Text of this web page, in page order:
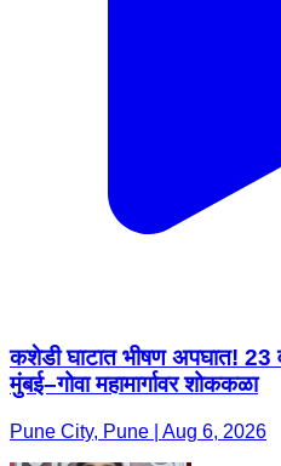
कशेडी घाटात भीषण अपघात! 23
मुंबई–गोवा महामार्गावर शोककळा
Pune City, Pune | Aug 6, 2026